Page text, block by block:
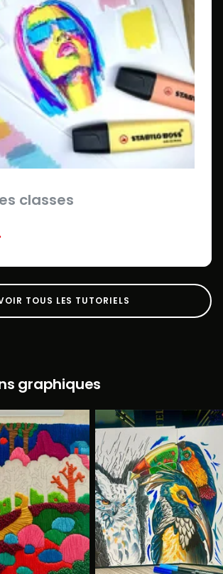
classes
TOUS LES TUTORIELS
graphiques